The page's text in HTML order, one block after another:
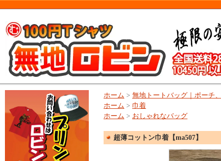
ホーム > 無地トートバッグ｜ポーチ
ホーム > 巾着
ホーム > おしゃれなバッグ
超薄コットン巾着【ma507】